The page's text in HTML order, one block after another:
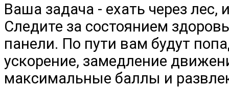
Ваша задача - ехать через лес,
Следите за состоянием
панели. По пути вам будут
ускорение, замедление
максимальные баллы и